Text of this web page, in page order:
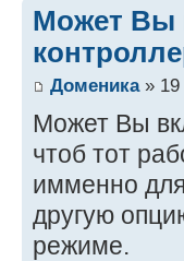
Может Вы
Доменика» 19
Может Вы
чтоб тот
имменно
другую
режиме.